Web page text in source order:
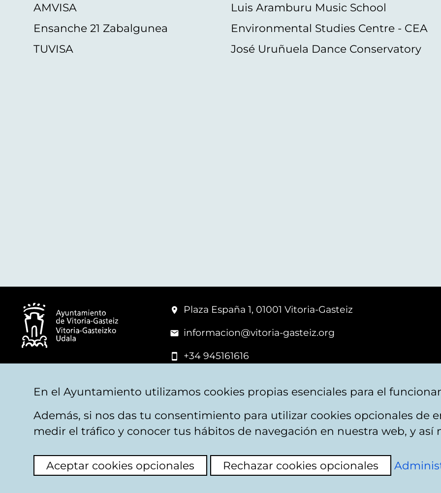
AMVISA
Ensanche 21 Zabalgunea
TUVISA
Luis Aramburu Music School
Environmental Studies Centre - CEA
José Uruñuela Dance Conservatory
Plaza España 1, 01001 Vitoria-Gasteiz
informacion@vitoria-gasteiz.org
+34 945161616
Legal warning Privacy Politica de cookies Website map Accessibility Contact
En el Ayuntamiento utilizamos cookies propias esenciales para el
Además, si nos das tu consentimiento para utilizar cookies opcionales de
medir el tráfico y conocer tus hábitos de navegación en nuestra web, y así
Aceptar cookies opcionales Rechazar cookies opcionales